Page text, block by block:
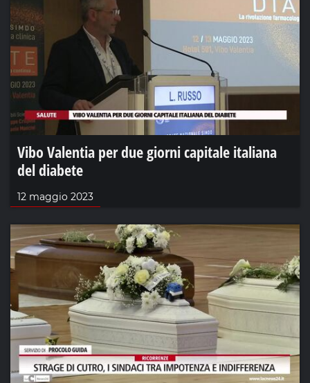
Vibo Valentia per due giorni capitale italiana
del diabete
12 maggio 2023